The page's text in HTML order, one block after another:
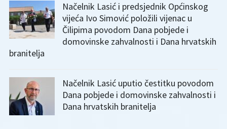
Načelnik Lasić i predsjednik Općinskog
vijeća Ivo Simović položili vijenac u
Čilipima povodom Dana pobjede i
domovinske zahvalnosti i Dana hrvatskih
branitelja
Načelnik Lasić uputio čestitku povodom
Dana pobjede i domovinske zahvalnosti i
Dana hrvatskih branitelja